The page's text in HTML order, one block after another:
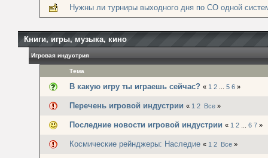
Нужны ли турниры выходного дня по СО одной
Книги, игры, музыка, кино
Игровая индустрия
Тема
В какую игру ты играешь сейчас? « 1 2 5 6 »
Перечень игровой индустрии « 1 2 Все »
Последние новости игровой индустрии « 1 2 6 7 »
Космические рейнджеры: Наследие « 1 2 Все »